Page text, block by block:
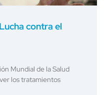
contra el
Mundial de la Salud
los tratamientos